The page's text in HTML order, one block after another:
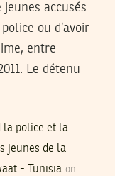
accusés
ou d’avoir
entre
Le détenu
la police et la
jeunes de la
- Tunisia on